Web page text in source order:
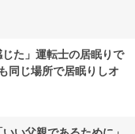
じた」運転士の居眠りで
同じ場所で居眠りしオ